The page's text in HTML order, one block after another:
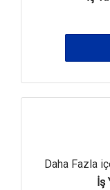
Daha Fazla
İş